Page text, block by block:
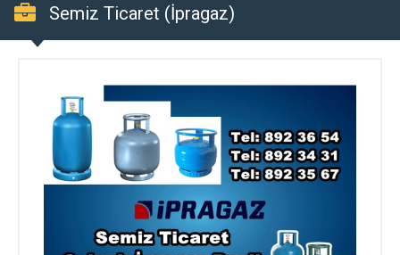
Semiz Ticaret (İpragaz)